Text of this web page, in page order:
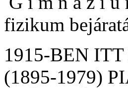
fizikum
1915-BEN
(1895-1979)